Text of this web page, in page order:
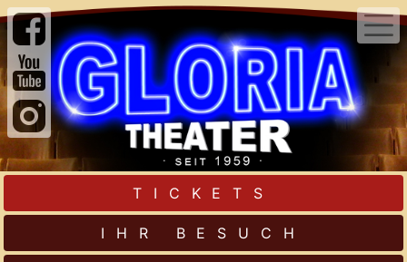
TICKETS
IHR BESUCH